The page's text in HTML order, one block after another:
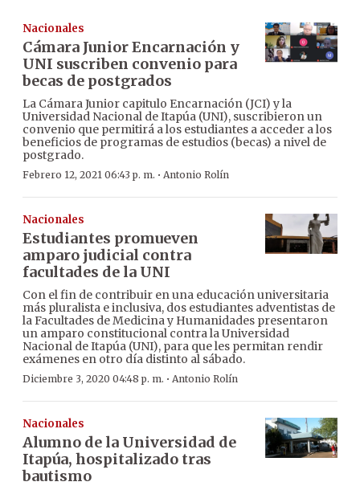
Nacionales
Cámara Junior Encarnación y
UNI suscriben convenio para
becas de postgrados
La Cámara Junior capitulo Encarnación (JCI) y la
Universidad Nacional de Itapúa (UNI), suscribieron un
convenio que permitirá a los estudiantes a acceder a los
beneficios de programas de estudios (becas) a nivel de
postgrado.
Febrero 12, 2021 06:43 p. m. · Antonio Rolín
Nacionales
Estudiantes promueven
amparo judicial contra
facultades de la UNI
Con el fin de contribuir en una educación universitaria
más pluralista e inclusiva, dos estudiantes adventistas de
la Facultades de Medicina y Humanidades presentaron
un amparo constitucional contra la Universidad
Nacional de Itapúa (UNI), para que les permitan rendir
exámenes en otro día distinto al sábado.
Diciembre 3, 2020 04:48 p. m. · Antonio Rolín
Nacionales
Alumno de la Universidad de
Itapúa, hospitalizado tras
bautismo